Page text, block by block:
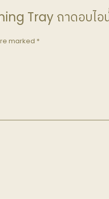
Tray ถาดอบไอ
marked *